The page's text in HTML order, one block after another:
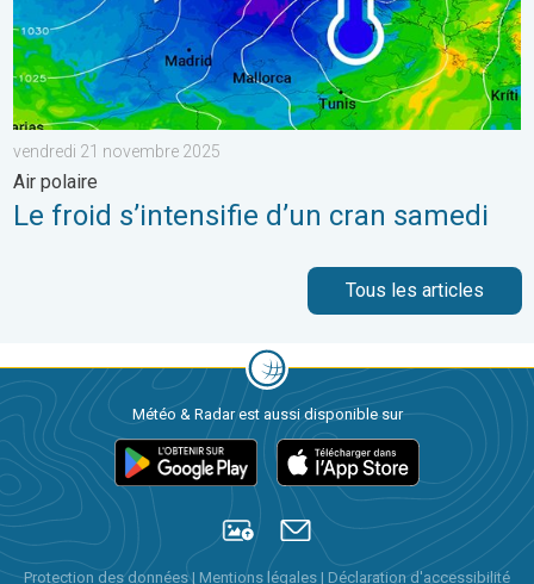
vendredi 21 novembre 2025
Air polaire
Le froid s’intensifie d’un cran samedi
Tous les articles
Météo & Radar est aussi disponible sur
Protection des données| Mentions légales | Déclaration d'accessibilité